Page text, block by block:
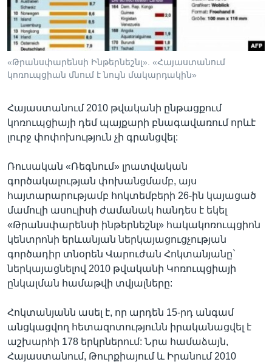
Լեզուներ
«Թրանսփարենսի Ինթերնեշնլ». «Հայաստանում
կոռուպցիան մնում է նույն մակարդակին»
Հայաստանում 2010 թվականի ընթացքում
կոռուպցիայի դեմ պայքարի բնագավառում որևէ
լուրջ փոփոխություն չի գրանցվել:
Ռուսական «Ռեգնում» լրատվական
գործակալության փոխանցմամբ, այս
հայտարարությամբ հոկտեմբերի 26-ին կայացած
մամուլի ասուլիսի ժամանակ հանդես է եկել
«Թրանսփարենսի ինթերնեշնլ» հակակոռուպցիոն
կենտրոնի երևանյան ներկայացուցչության
գործադիր տնօրեն Վարուժան Հոկտանյանը`
ներկայացնելով 2010 թվականի Կոռուպցիայի
ընկալման համաթվի տվյալները:
Հոկտանյանն ասել է, որ արդեն 15-րդ անգամ
անցկացվող հետազոտությունն իրականացվել է
աշխարհի 178 երկրներում: Նրա համաձայն,
Հայաստանում, Թուրքիայում և Իրանում 2010